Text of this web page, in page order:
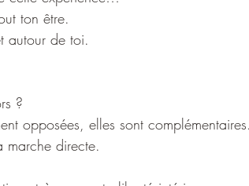
ton être.
autour de toi.
?
opposées, elles sont complémentaires.
directe.